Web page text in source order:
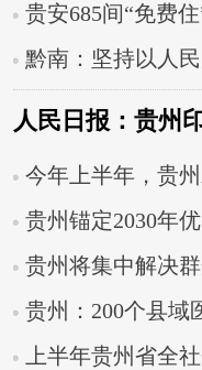
贵安685间“免费
黔南：坚持以人
人民日报：贵州
案
今年上半年，贵
贵州锚定2030年
贵州将集中解决
贵州：200个县域
上半年贵州省全